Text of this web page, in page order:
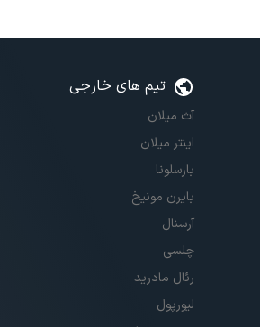
تیم های خارجی
آث میلان
اینتر میلان
بارسلونا
بایرن مونیخ
آرسنال
چلسی
رئال مادرید
لیورپول